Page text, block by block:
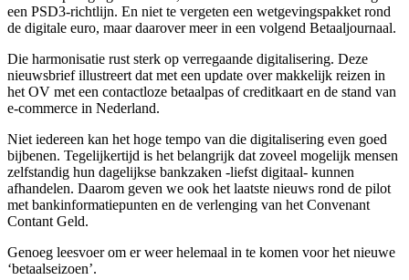
een PSD3-richtlijn. En niet te vergeten een wetgevingspakket rond
de digitale euro, maar daarover meer in een volgend Betaaljournaal.
Die harmonisatie rust sterk op verregaande digitalisering. Deze
nieuwsbrief illustreert dat met een update over makkelijk reizen in
het OV met een contactloze betaalpas of creditkaart en de stand van
e-commerce in Nederland.
Niet iedereen kan het hoge tempo van die digitalisering even goed
bijbenen. Tegelijkertijd is het belangrijk dat zoveel mogelijk mensen
zelfstandig hun dagelijkse bankzaken -liefst digitaal- kunnen
afhandelen. Daarom geven we ook het laatste nieuws rond de pilot
met bankinformatiepunten en de verlenging van het Convenant
Contant Geld.
Genoeg leesvoer om er weer helemaal in te komen voor het nieuwe
‘betaalseizoen’.